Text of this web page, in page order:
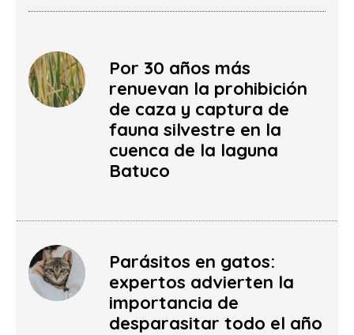
Por 30 años más
renuevan la prohibición
de caza y captura de
fauna silvestre en la
cuenca de la laguna
Batuco
Parásitos en gatos:
expertos advierten la
importancia de
desparasitar todo el año